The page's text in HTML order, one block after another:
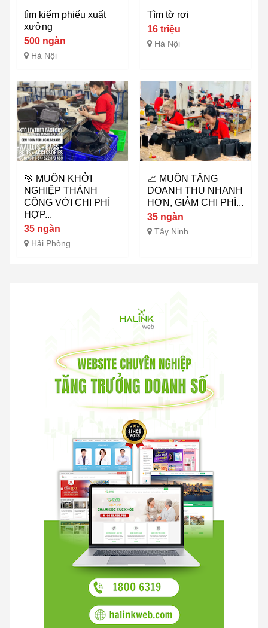
tìm kiếm phiếu xuất
xưởng
500 ngàn
Hà Nội
Tìm tờ rơi
16 triệu
Hà Nội
🎯 MUỐN KHỞI
NGHIỆP THÀNH
CÔNG VỚI CHI PHÍ
HỢP...
35 ngàn
Hải Phòng
📈 MUỐN TĂNG
DOANH THU NHANH
HƠN, GIẢM CHI PHÍ...
35 ngàn
Tây Ninh